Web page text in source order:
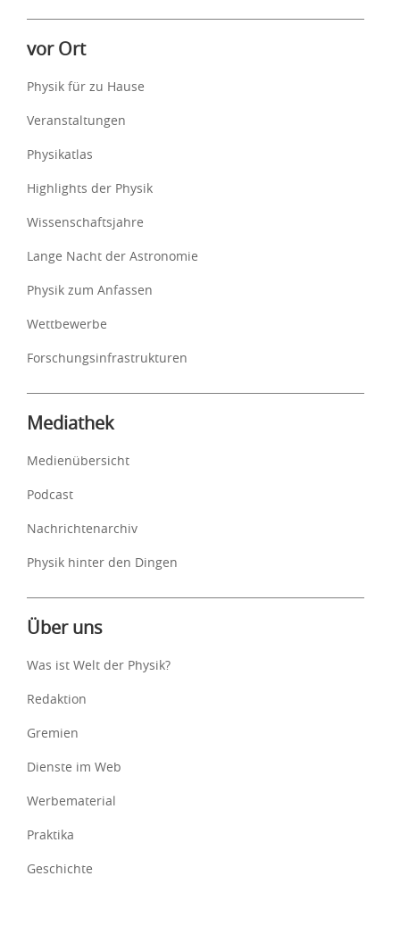
vor Ort
Physik für zu Hause
Veranstaltungen
Physikatlas
Highlights der Physik
Wissenschaftsjahre
Lange Nacht der Astronomie
Physik zum Anfassen
Wettbewerbe
Forschungsinfrastrukturen
Mediathek
Medienübersicht
Podcast
Nachrichtenarchiv
Physik hinter den Dingen
Über uns
Was ist Welt der Physik?
Redaktion
Gremien
Dienste im Web
Werbematerial
Praktika
Geschichte